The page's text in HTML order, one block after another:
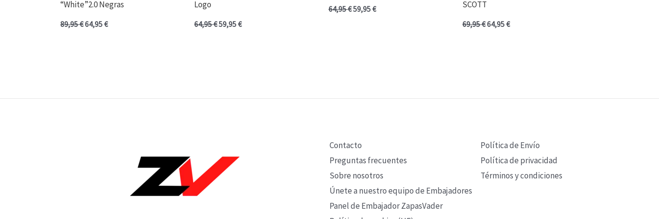
“White”2.0 Negras
89,95€64,95€
Logo
64,95€59,95€
64,95€59,95€
SCOTT
69,95€64,95€
Contacto
Preguntas frecuentes
Sobre nosotros
Únete a nuestro equipo de Embajadores
Panel de Embajador ZapasVader
Política de Envío
Política de privacidad
Términos y condiciones